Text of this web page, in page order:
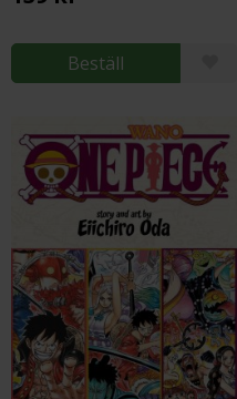
Beställ